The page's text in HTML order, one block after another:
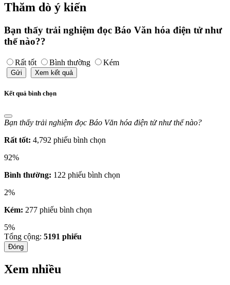
Thăm dò ý kiến
Bạn thấy trải nghiệm đọc Báo Văn hóa điện tử như
thế nào??
Rất tốt Bình thường Kém
Gửi Xem kết quả
Kết quả bình chọn
Bạn thấy trải nghiệm đọc Báo Văn hóa điện tử như thế nào?
Rất tốt: 4,792 phiếu bình chọn
92%
Bình thường: 122 phiếu bình chọn
2%
Kém: 277 phiếu bình chọn
5%
Tổng cộng: 5191 phiếu
Đóng
Xem nhiều